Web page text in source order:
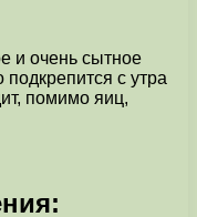
и очень сытное
с утра
помимо яиц,